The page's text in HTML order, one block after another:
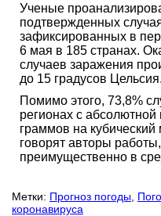
Ученые
подтвержденных
зафиксированных в
6 мая в 185 странах.
случаев заражения
до 15 градусов Цельсия.
Помимо этого, 73,8%
регионах с
граммов на кубический
говорят авторы
преимущественно в
Метки: Прогноз погоды
коронавируса